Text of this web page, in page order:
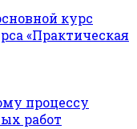
курс
«Практическая
процессу
работ